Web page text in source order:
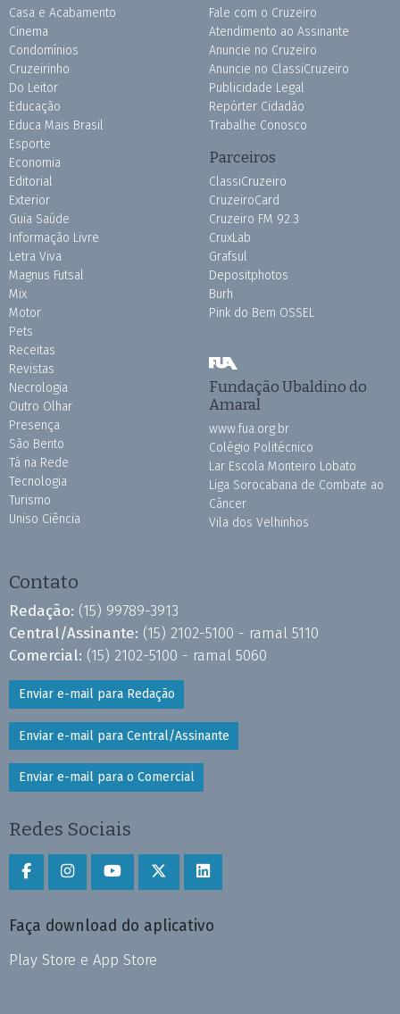
Casa e Acabamento
Cinema
Condomínios
Cruzeirinho
Do Leitor
Educação
Educa Mais Brasil
Esporte
Economia
Editorial
Exterior
Guia Saúde
Informação Livre
Letra Viva
Magnus Futsal
Mix
Motor
Pets
Receitas
Revistas
Necrologia
Outro Olhar
Presença
São Bento
Tá na Rede
Tecnologia
Turismo
Uniso Ciência
Fale com o Cruzeiro
Atendimento ao Assinante
Anuncie no Cruzeiro
Anuncie no ClassiCruzeiro
Publicidade Legal
Repórter Cidadão
Trabalhe Conosco
Parceiros
ClassiCruzeiro
CruzeiroCard
Cruzeiro FM 92.3
CruxLab
Grafsul
Depositphotos
Burh
Pink do Bem OSSEL
Fundação Ubaldino do
Amaral
www.fua.org.br
Colégio Politécnico
Lar Escola Monteiro Lobato
Liga Sorocabana de Combate ao
Câncer
Vila dos Velhinhos
Contato
Redação: (15) 99789-3913
Central/Assinante: (15) 2102-5100 - ramal 5110
Comercial: (15) 2102-5100 - ramal 5060
Enviar e-mail para Redação
Enviar e-mail para Central/Assinante
Enviar e-mail para o Comercial
Redes Sociais
Faça download do aplicativo
Play Store e App Store